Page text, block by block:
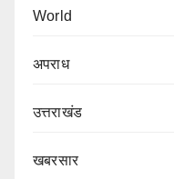
World
अपराध
उत्तराखंड
खबरसार